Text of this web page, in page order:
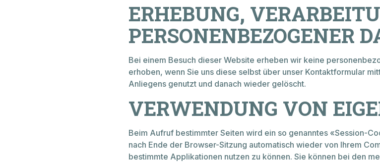
LOG
März bis Oktober auch Samstags
ERHEBUNG,
PERSONENBEZOGENER
Bei einem Besuch dieser Website erheben wir keine
erhoben, wenn Sie uns diese selbst über unser Kontaktformular
Anliegens genutzt und danach wieder gelöscht.
VERWENDUNG VON
Beim Aufruf bestimmter Seiten wird ein so genanntes «Session-
nach Ende der Browser-Sitzung automatisch wieder von Ihrem
bestimmte Applikationen nutzen zu können. Sie können bei den